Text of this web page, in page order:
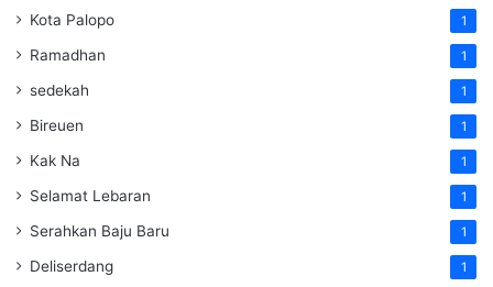
Kota Palopo 1
Ramadhan 1
sedekah 1
Bireuen 1
Kak Na 1
Selamat Lebaran 1
Serahkan Baju Baru 1
Deliserdang 1